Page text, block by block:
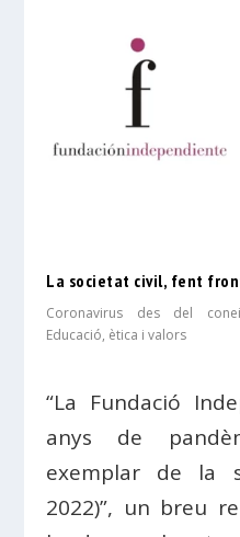
La societat civil, fent
Coronavirus des del
Educació, ètica i valors
“La Fundació
anys de
exemplar de la
2022)”, un breu